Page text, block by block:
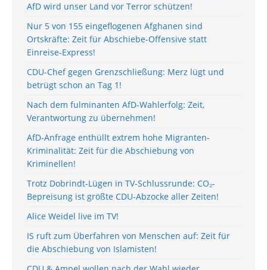
AfD wird unser Land vor Terror schützen!
Nur 5 von 155 eingeflogenen Afghanen sind
Ortskräfte: Zeit für Abschiebe-Offensive statt
Einreise-Express!
CDU-Chef gegen Grenzschließung: Merz lügt und
betrügt schon an Tag 1!
Nach dem fulminanten AfD-Wahlerfolg: Zeit,
Verantwortung zu übernehmen!
AfD-Anfrage enthüllt extrem hohe Migranten-
Kriminalität: Zeit für die Abschiebung von
Kriminellen!
Trotz Dobrindt-Lügen in TV-Schlussrunde: CO₂-
Bepreisung ist größte CDU-Abzocke aller Zeiten!
Alice Weidel live im TV!
IS ruft zum Überfahren von Menschen auf: Zeit für
die Abschiebung von Islamisten!